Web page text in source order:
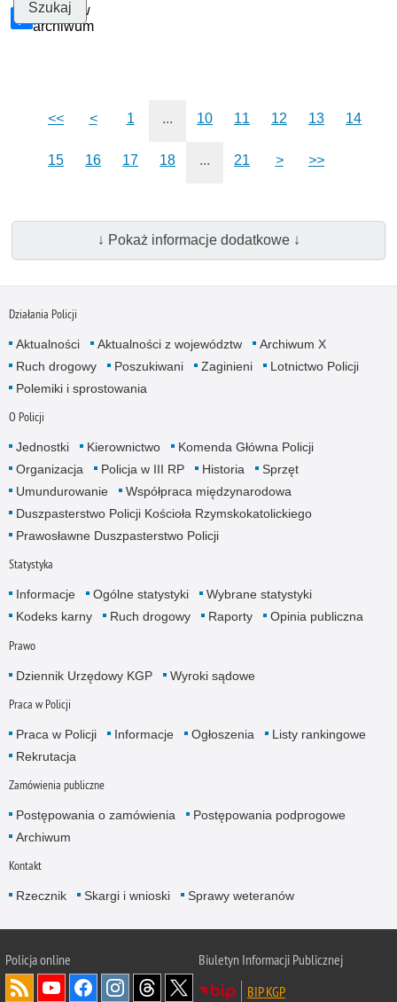
Szukaj w
archiwum
<< < 1 ... 10 11 12 13 14
15 16 17 18 ... 21 > >>
↓ Pokaż informacje dodatkowe ↓
Działania Policji
Aktualności Aktualności z województw
Archiwum X
Ruch drogowy
Poszukiwani Zaginieni
Lotnictwo Policji
Polemiki i sprostowania
O Policji
Jednostki Kierownictwo
Komenda Główna Policji
Organizacja
Policja w III RP Historia
Sprzęt
Umundurowanie
Współpraca międzynarodowa
Duszpasterstwo Policji Kościoła Rzymskokatolickiego
Prawosławne Duszpasterstwo Policji
Statystyka
Informacje Ogólne statystyki
Wybrane statystyki
Kodeks karny
Ruch drogowy Raporty Opinia publiczna
Prawo
Dziennik Urzędowy KGP Wyroki sądowe
Praca w Policji
Praca w Policji Informacje Ogłoszenia
Listy rankingowe
Rekrutacja
Zamówienia publiczne
Postępowania o zamówienia
Postępowania podprogowe
Archiwum
Kontakt
Rzecznik Skargi i wnioski Sprawy weteranów
Policjaonline
Biuletyn Informacji Publicznej
BIP KGP